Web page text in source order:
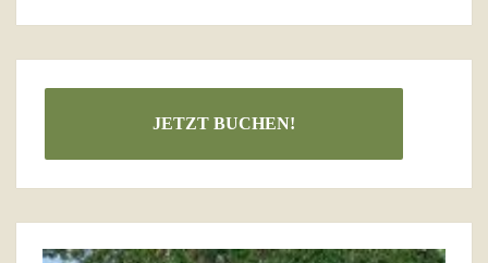
JETZT BUCHEN!